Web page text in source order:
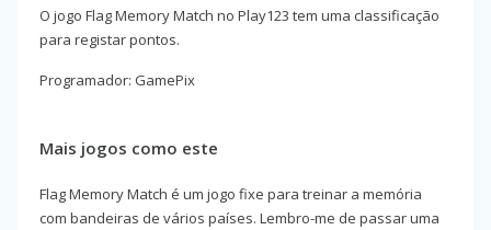
O jogo Flag Memory Match no Play123 tem uma classificação
para registar pontos.
Programador: GamePix
Mais jogos como este
Flag Memory Match é um jogo fixe para treinar a memória
com bandeiras de vários países. Lembro-me de passar uma